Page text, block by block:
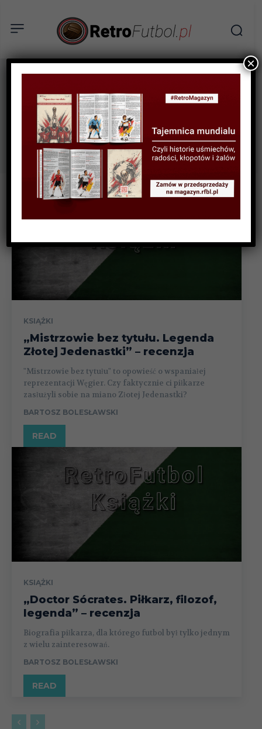
Tag: Wydawnictwo
Arena
KSIĄŻKI
„Mistrzowie bez tytułu. Legenda
Złotej Jedenastki” – recenzja
"Mistrzowie bez tytułu" to opowieść o wspaniałej
reprezentacji Węgier. Czy faktycznie ci piłkarze
zasłużyli sobie na miano Złotej Jedenastki?
BARTOSZ BOLESŁAWSKI
READ
KSIĄŻKI
„Doctor Sócrates. Piłkarz, filozof,
legenda” – recenzja
Biografia piłkarza, dla którego futbol był tylko jednym
z wielu zainteresowań.
BARTOSZ BOLESŁAWSKI
READ
×